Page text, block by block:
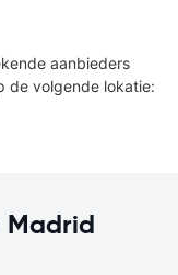
aanbieders
de volgende lokatie:
Madrid